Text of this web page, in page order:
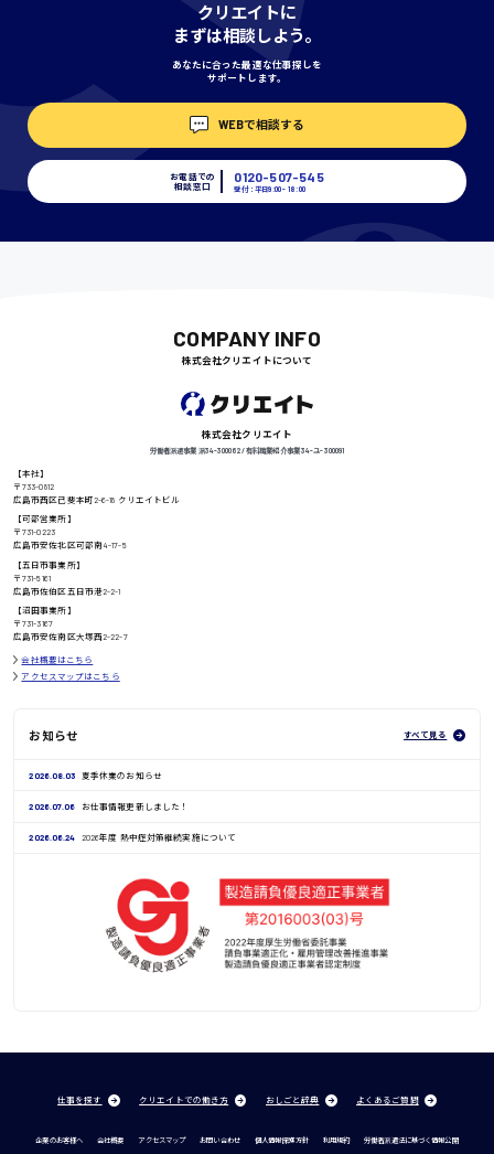
高知県
鳥取県
時給1400円〜
日給8000円〜
クリエイトに
まずは相談しよう。
あなたに合った最適な仕事探しを
サポートします。
WEBで相談する
お電話での
相談窓口
0120-507-545
受付：平日9:00 - 18:00
COMPANY INFO
株式会社クリエイトについて
株式会社クリエイト
労働者派遣事業 派34-300062 / 有料職業紹介事業 34-ユ-300091
【本社】
〒733-0812
広島市西区己斐本町2-6-18 クリエイトビル
【可部営業所】
〒731-0223
広島市安佐北区可部南4-17-5
【五日市事業所】
〒731-5161
広島市佐伯区五日市港2-2-1
【沼田事業所】
〒731-3167
広島市安佐南区大塚西2-22-7
会社概要はこちら
アクセスマップはこちら
お知らせ すべて見る
2026.08.03 夏季休業のお知らせ
2026.07.06 お仕事情報更新しました！
2026.06.24 2026年度 熱中症対策継続実施について
仕事を探す クリエイトでの働き方 おしごと辞典 よくあるご質問
企業のお客様へ 会社概要 アクセスマップ お問い合わせ 個人情報保護方針 利用規約 労働者派遣法に基づく情報公開